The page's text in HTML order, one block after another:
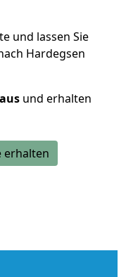
und lassen Sie
Hardegsen
und erhalten
erhalten